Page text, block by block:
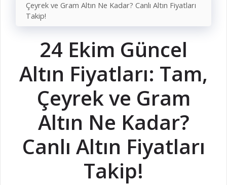
Çeyrek ve Gram Altın Ne Kadar? Canlı Altın Fiyatları
Takip!
24 Ekim Güncel
Altın Fiyatları: Tam,
Çeyrek ve Gram
Altın Ne Kadar?
Canlı Altın Fiyatları
Takip!